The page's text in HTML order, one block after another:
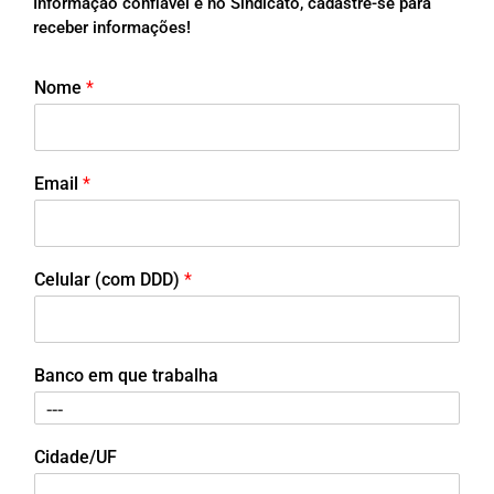
receber informações!
Nome *
Email *
Celular (com DDD) *
Banco em que trabalha
Cidade/UF